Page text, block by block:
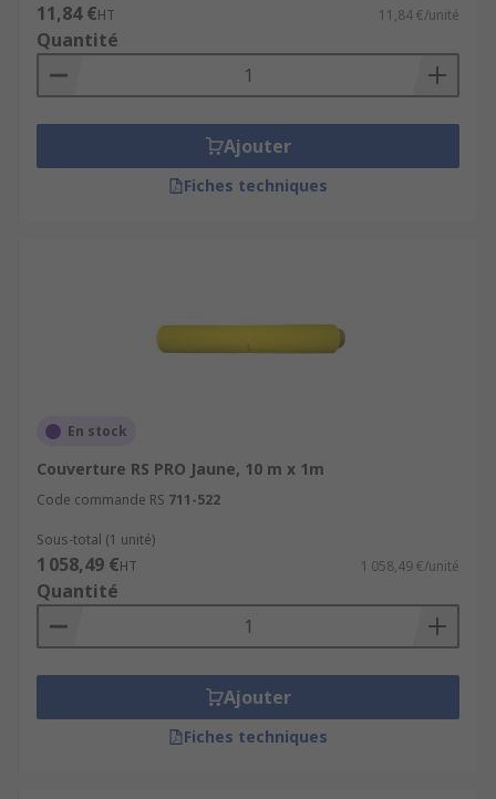
11,84 €HT 11,84 €/unité
Quantité
Ajouter
Fiches techniques
En stock
Couverture RS PRO Jaune, 10 m x 1m
Code commande RS 711-522
Sous-total (1 unité)
1 058,49 €HT 1 058,49 €/unité
Quantité
Ajouter
Fiches techniques